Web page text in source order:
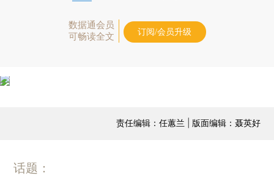
数据通会员
可畅读全文
订阅/会员升级
责任编辑：任蕙兰 | 版面编辑：聂英好
话题：